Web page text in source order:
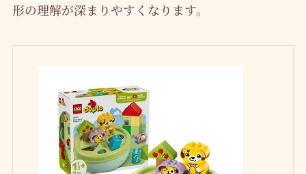
形の理解が深まりやすくなります。